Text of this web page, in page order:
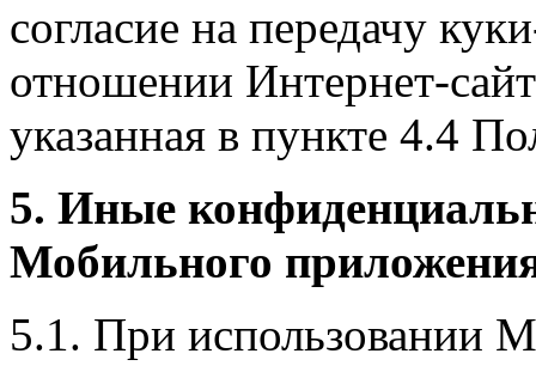
согласие на передачу
отношении Интернет-
указанная в пункте 4.4
5. Иные
Мобильного
5.1. При использовании